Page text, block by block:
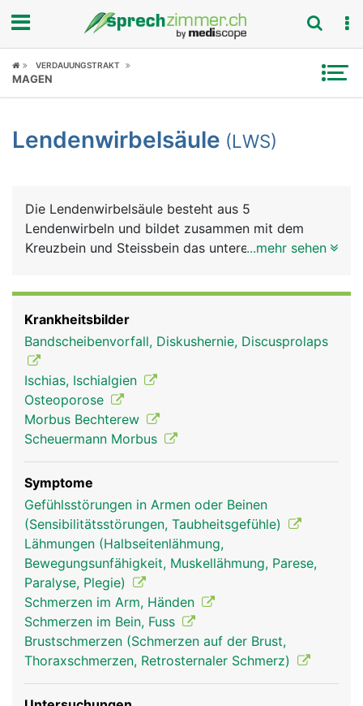
Fokus
Symptome
News
Rubriken
VERDAUUNGSTRAKT
MAGEN
Lendenwirbelsäule (LWS)
Die Lendenwirbelsäule besteht aus 5
Lendenwirbeln und bildet zusammen mit dem
Kreuzbein und Steissbein das untere Ende der
daher besonders belastet. Aus den Lendenwirbeln
tritt der längste Nerv des Körpers aus, der
Ischiasnerv, der die Rückseite der Beine bis zu den
Füssen versorgt. In der Lendenwirbelsäule endet
ausserdem das Rückenmark.
Frau Mann
...mehr sehen
Krankheitsbilder
Bandscheibenvorfall, Diskushernie, Discusprolaps
Ischias, Ischialgien
Osteoporose
Morbus Bechterew
Scheuermann Morbus
Symptome
Gefühlsstörungen in Armen oder Beinen
(Sensibilitätsstörungen, Taubheitsgefühle)
Lähmungen (Halbseitenlähmung,
Bewegungsunfähigkeit, Muskellähmung, Parese,
Paralyse, Plegie)
Schmerzen im Arm, Händen
Schmerzen im Bein, Fuss
Brustschmerzen (Schmerzen auf der Brust,
Thoraxschmerzen, Retrosternaler Schmerz)